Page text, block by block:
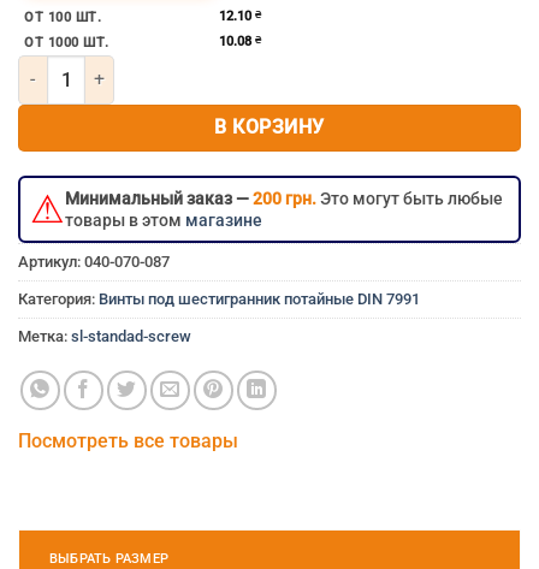
Винт под шестигранник 12мм 12×20 мм 12×20 12х20
ОТ 100 ШТ. 12.10 ₴
ОТ 1000 ШТ. 10.08 ₴
Количество товара Винт под шестигранник м12х20 потайной
В КОРЗИНУ
⚠Минимальный заказ —200 грн.Это могут быть любые
товары в этом магазине
Артикул: 040-070-087
Категория: Винты под шестигранник потайные DIN 7991
Метка: sl-standad-screw
Посмотреть все товары
ВЫБРАТЬ РАЗМЕР